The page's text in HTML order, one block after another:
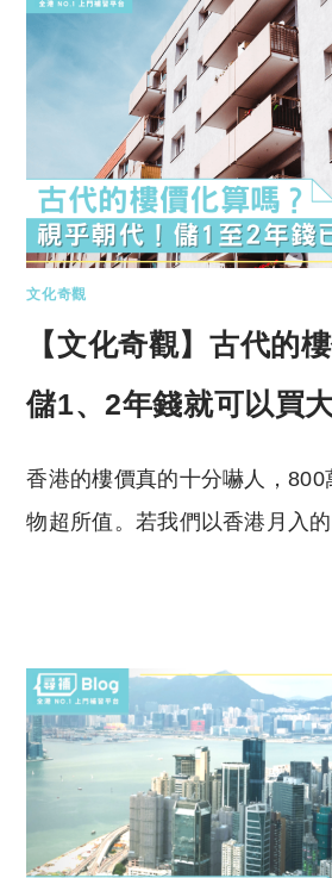
文化奇觀
【文化奇觀】古代的
儲1、2年錢就可以買
香港的樓價真的十分嚇人，800
物超所值。若我們以香港月入